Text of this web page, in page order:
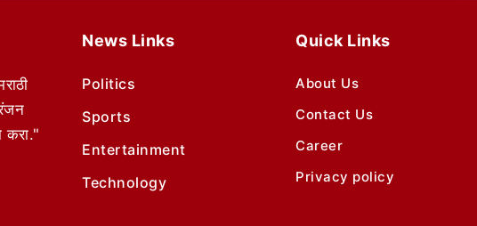
करा."
News Links
Politics
Sports
Entertainment
Technology
Quick Links
About Us
Contact Us
Career
Privacy policy